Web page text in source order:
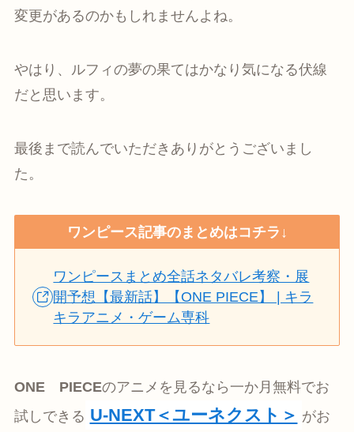
変更があるのかもしれませんよね。
やはり、ルフィの夢の果てはかなり気になる伏線
だと思います。
最後まで読んでいただきありがとうございまし
た。
ワンピース記事のまとめはコチラ↓
ワンピースまとめ全話ネタバレ考察・展
開予想【最新話】【ONE PIECE】 | キラ
キラアニメ・ゲーム専科
ONE PIECEのアニメを見るなら一か月無料でお
試しできる U-NEXT＜ユーネクスト＞ がお